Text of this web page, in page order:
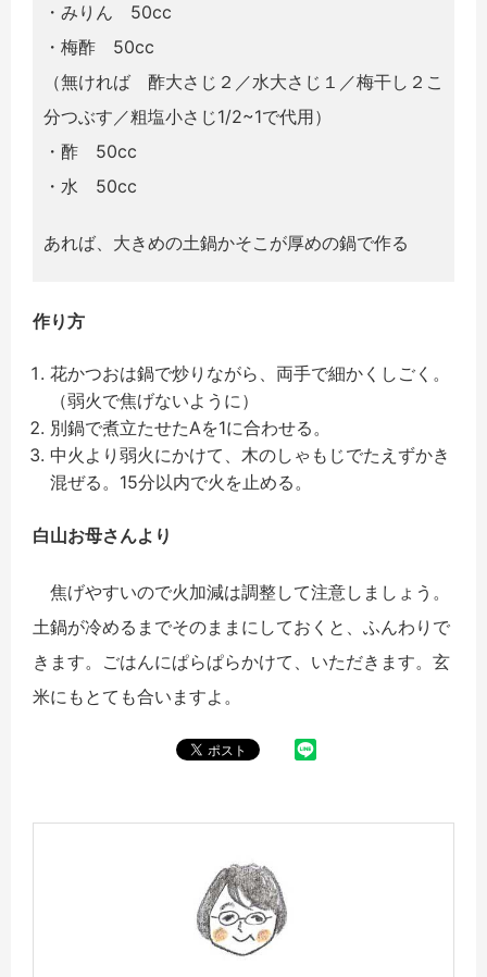
・みりん 50cc
・梅酢 50cc
（無ければ 酢大さじ２／水大さじ１／梅干し２こ
分つぶす／粗塩小さじ1/2~1で代用）
・酢 50cc
・水 50cc
あれば、大きめの土鍋かそこが厚めの鍋で作る
作り方
花かつおは鍋で炒りながら、両手で細かくしごく。
（弱火で焦げないように）
別鍋で煮立たせたAを1に合わせる。
中火より弱火にかけて、木のしゃもじでたえずかき
混ぜる。15分以内で火を止める。
白山お母さんより
焦げやすいので火加減は調整して注意しましょう。
土鍋が冷めるまでそのままにしておくと、ふんわりで
きます。ごはんにぱらぱらかけて、いただきます。玄
米にもとても合いますよ。